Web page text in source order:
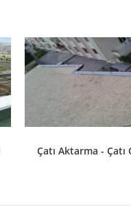
Çatı Aktarma - Çatı